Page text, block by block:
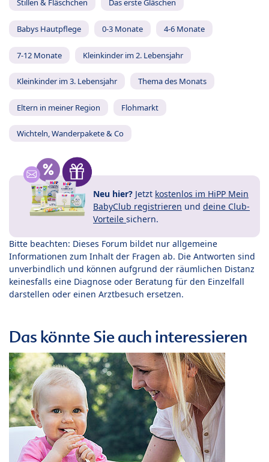
Stillen & Fläschchen Das erste Gläschen
Babys Hautpflege 0-3 Monate 4-6 Monate
7-12 Monate Kleinkinder im 2. Lebensjahr
Kleinkinder im 3. Lebensjahr Thema des Monats
Eltern in meiner Region Flohmarkt
Wichteln, Wanderpakete & Co
Neu hier? Jetzt kostenlos im HiPP Mein
BabyClub registrieren und deine Club-
Vorteile sichern.
Bitte beachten: Dieses Forum bildet nur allgemeine
Informationen zum Inhalt der Fragen ab. Die Antworten sind
unverbindlich und können aufgrund der räumlichen Distanz
keinesfalls eine Diagnose oder Beratung für den Einzelfall
darstellen oder einen Arztbesuch ersetzen.
Das könnte Sie auch interessieren